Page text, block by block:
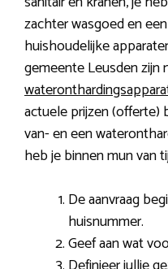
zachter wasgoed en
huishoudelijke
gemeente Leusden zijn
actuele prijzen (offerte)
van- en een
heb je binnen mun van
De aanvraag
huisnummer.
Geef aan wat